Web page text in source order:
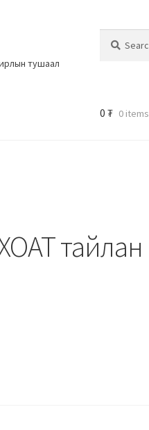
тушаал
0 ₮ 0 items
тайлан